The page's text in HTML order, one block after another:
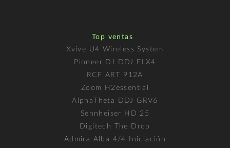
Top ventas
Xvive U4 Wireless System
Pioneer DJ DDJ FLX4
RCF ART 912A
Zoom H2essential
AlphaTheta DDJ GRV6
Sennheiser HD 25
Digitech The Drop
Admira Alba 4/4 Iniciación